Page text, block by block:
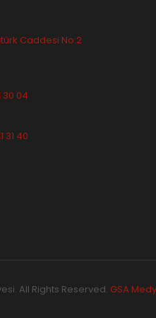
Caddesi No:2
30 04
31 40
All Rights Reserved. GSA